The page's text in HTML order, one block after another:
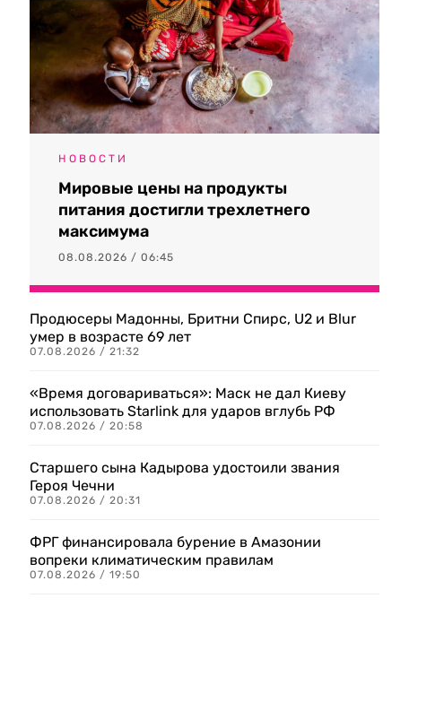
НОВОСТИ
Мировые цены на продукты
питания достигли трехлетнего
максимума
08.08.2026 / 06:45
Продюсеры Мадонны, Бритни Спирс, U2 и Blur
умер в возрасте 69 лет
07.08.2026 / 21:32
«Время договариваться»: Маск не дал Киеву
использовать Starlink для ударов вглубь РФ
07.08.2026 / 20:58
Старшего сына Кадырова удостоили звания
Героя Чечни
07.08.2026 / 20:31
ФРГ финансировала бурение в Амазонии
вопреки климатическим правилам
07.08.2026 / 19:50